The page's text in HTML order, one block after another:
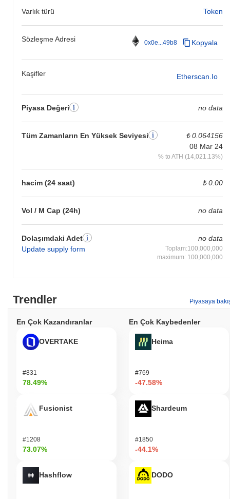
Varlık türü Token
Sözleşme Adresi 0x0e...49b8 Kopyala
Kaşifler Etherscan.io
Piyasa Değeri no data
Tüm Zamanların En Yüksek Seviyesi
₺ 0.064156
08 Mar 24
% to ATH (14,021.13%)
hacim (24 saat) ₺ 0.00
Vol / M Cap (24h) no data
Dolaşımdaki Adet
Update supply form
no data
Toplam:100,000,000
maximum: 100,000,000
Trendler Piyasaya
En Çok Kazandıranlar
OVERTAKE
#831
78.49%
Fusionist
#1208
73.07%
Hashflow
En Çok Kaybedenler
Heima
#769
-47.58%
Shardeum
#1850
-44.1%
DODO